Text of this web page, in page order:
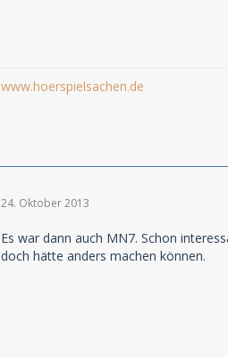
www.hoerspielsachen.de
24. Oktober 2013
Es war dann auch MN7. Schon
doch hätte anders machen können.